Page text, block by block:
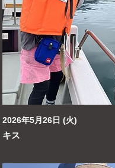
2026年5月26日 (火)
キス